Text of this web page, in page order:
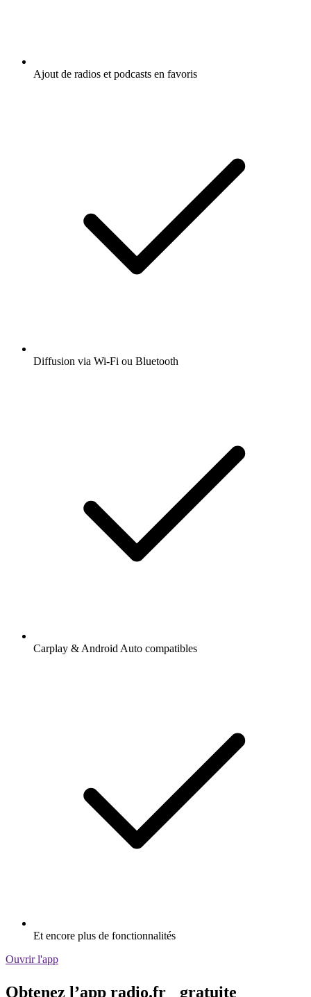
Ajout de radios et podcasts en favoris
Diffusion via Wi-Fi ou Bluetooth
Carplay & Android Auto compatibles
Et encore plus de fonctionnalités
Ouvrir l'app
Obtenez l’app radio.fr gratuite